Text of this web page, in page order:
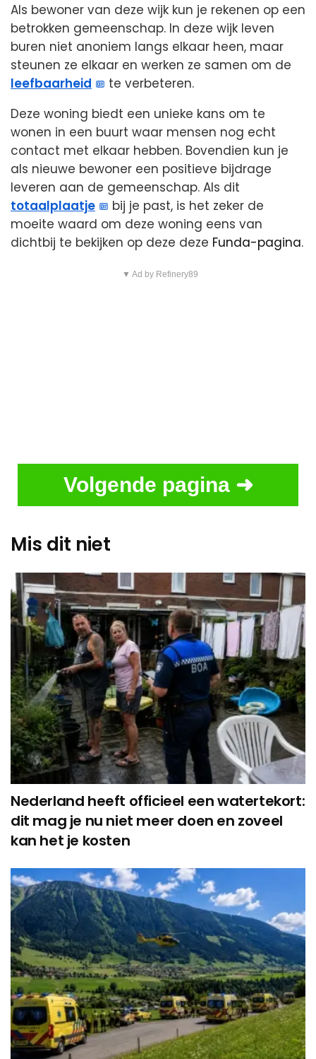
Als bewoner van deze wijk kun je rekenen op een
betrokken gemeenschap. In deze wijk leven
buren niet anoniem langs elkaar heen, maar
steunen ze elkaar en werken ze samen om de
leefbaarheid
te verbeteren.
Deze woning biedt een unieke kans om te
wonen in een buurt waar mensen nog echt
contact met elkaar hebben. Bovendien kun je
als nieuwe bewoner een positieve bijdrage
leveren aan de gemeenschap. Als dit
totaalplaatje
bij je past, is het zeker de
moeite waard om deze woning eens van
dichtbij te bekijken op deze deze Funda-pagina.
▼ Ad by Refinery89
Volgende pagina ➜
Mis dit niet
Nederland heeft officieel een watertekort:
dit mag je nu niet meer doen en zoveel
kan het je kosten